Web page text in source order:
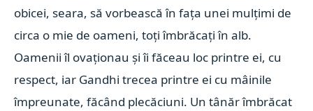
obicei, seara, să vorbească în faţa unei mulţimi de
circa o mie de oameni, toţi îmbrăcaţi în alb.
Oamenii îl ovaţionau şi îi făceau loc printre ei, cu
respect, iar Gandhi trecea printre ei cu mâinile
împreunate, făcând plecăciuni. Un tânăr îmbrăcat